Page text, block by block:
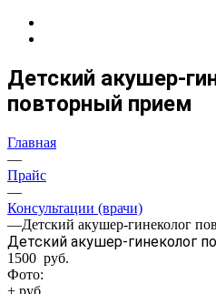
Детский акушер-
повторный прием
Главная
—
Прайс
—
Консультации (врачи)
—Детский акушер-гинеколог
Детский акушер-гинеколог
1500 руб.
Фото:
+ руб.